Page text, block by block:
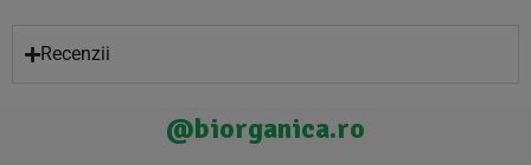
Recenzii
@biorganica.ro